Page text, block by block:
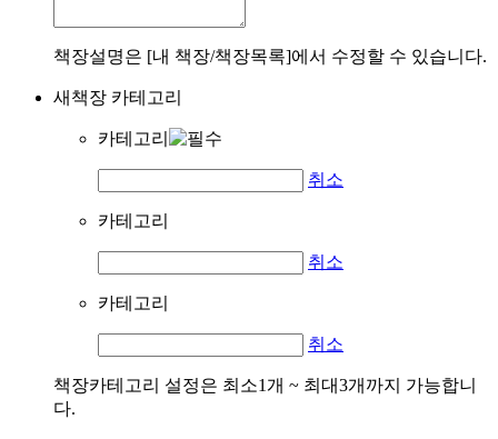
책장설명은 [내 책장/책장목록]에서 수정할 수 있습니다.
새책장 카테고리
카테고리
취소
카테고리
취소
카테고리
취소
책장카테고리 설정은 최소1개 ~ 최대3개까지 가능합니
다.